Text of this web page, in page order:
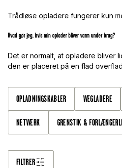
Trådløse opladere fungerer kun
Hvad gør jeg, hvis min oplader bliver varm under brug?
Det er normalt, at opladere bliver
den er placeret på en flad
OPLADNINGSKABLER VÆGLADERE
NETVÆRK GRENSTIK &
FILTRER